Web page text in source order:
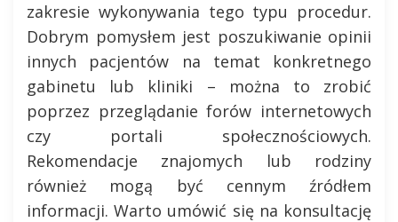
zakresie wykonywania tego typu procedur.
Dobrym pomysłem jest poszukiwanie opinii
innych pacjentów na temat konkretnego
gabinetu lub kliniki – można to zrobić
poprzez przeglądanie forów internetowych
czy portali społecznościowych.
Rekomendacje znajomych lub rodziny
również mogą być cennym źródłem
informacji. Warto umówić się na konsultację